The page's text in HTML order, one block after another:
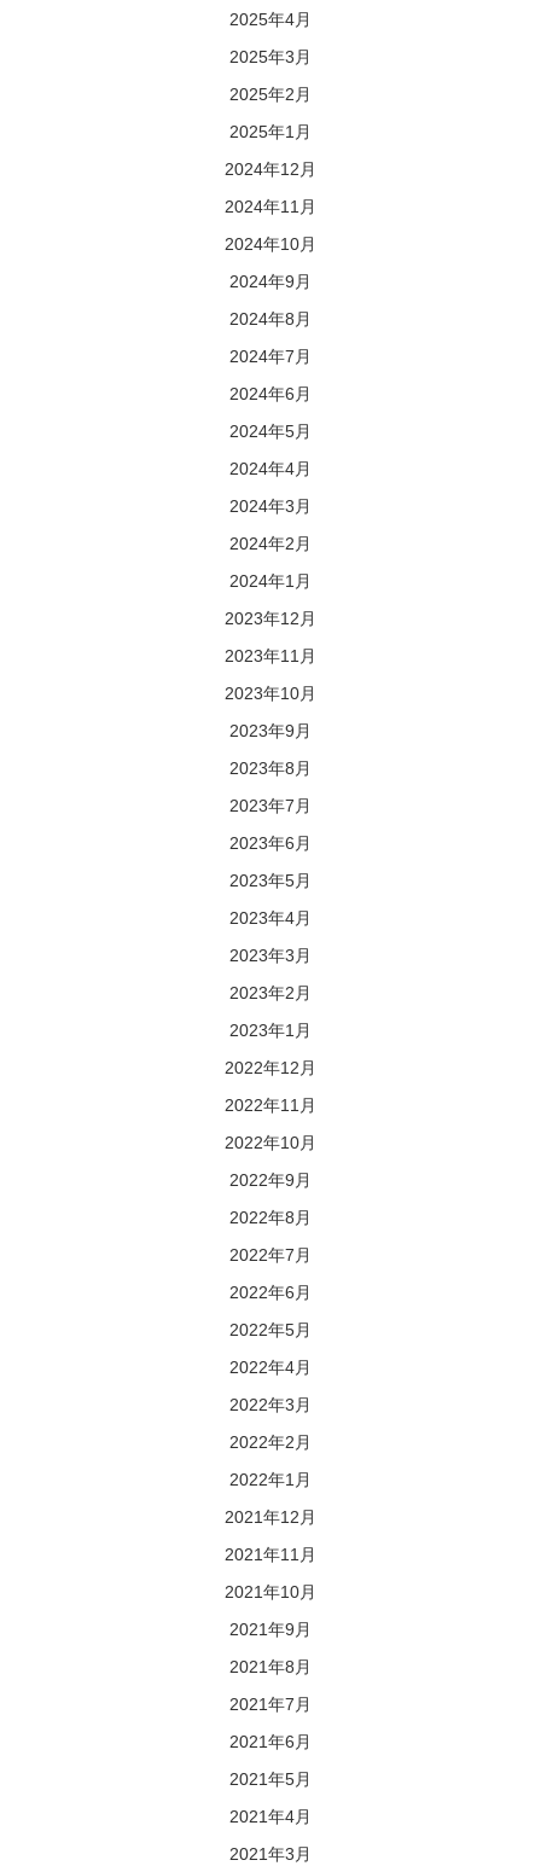
2025年4月
2025年3月
2025年2月
2025年1月
2024年12月
2024年11月
2024年10月
2024年9月
2024年8月
2024年7月
2024年6月
2024年5月
2024年4月
2024年3月
2024年2月
2024年1月
2023年12月
2023年11月
2023年10月
2023年9月
2023年8月
2023年7月
2023年6月
2023年5月
2023年4月
2023年3月
2023年2月
2023年1月
2022年12月
2022年11月
2022年10月
2022年9月
2022年8月
2022年7月
2022年6月
2022年5月
2022年4月
2022年3月
2022年2月
2022年1月
2021年12月
2021年11月
2021年10月
2021年9月
2021年8月
2021年7月
2021年6月
2021年5月
2021年4月
2021年3月